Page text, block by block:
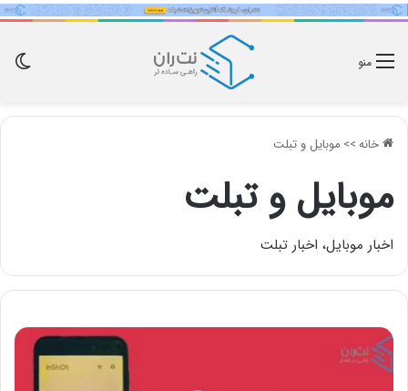
منو
خانه>> موبایل و تبلت
موبایل و تبلت
اخبار موبایل، اخبار تبلت